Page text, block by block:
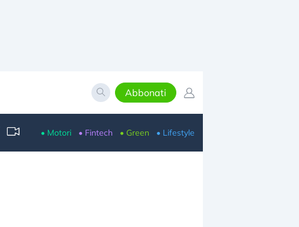
Abbonati
• Motori • Fintech • Green • Lifestyle